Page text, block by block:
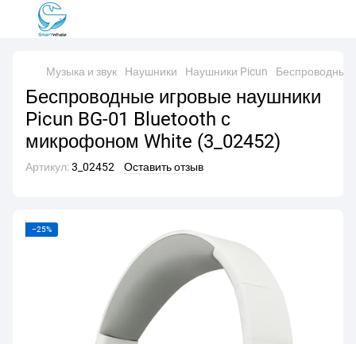
Музыка и звук Наушники Наушники Picun Беспроводные
Беспроводные игровые наушники
Picun BG-01 Bluetooth с
микрофоном White (3_02452)
Артикул:3_02452 Оставить отзыв
−25%